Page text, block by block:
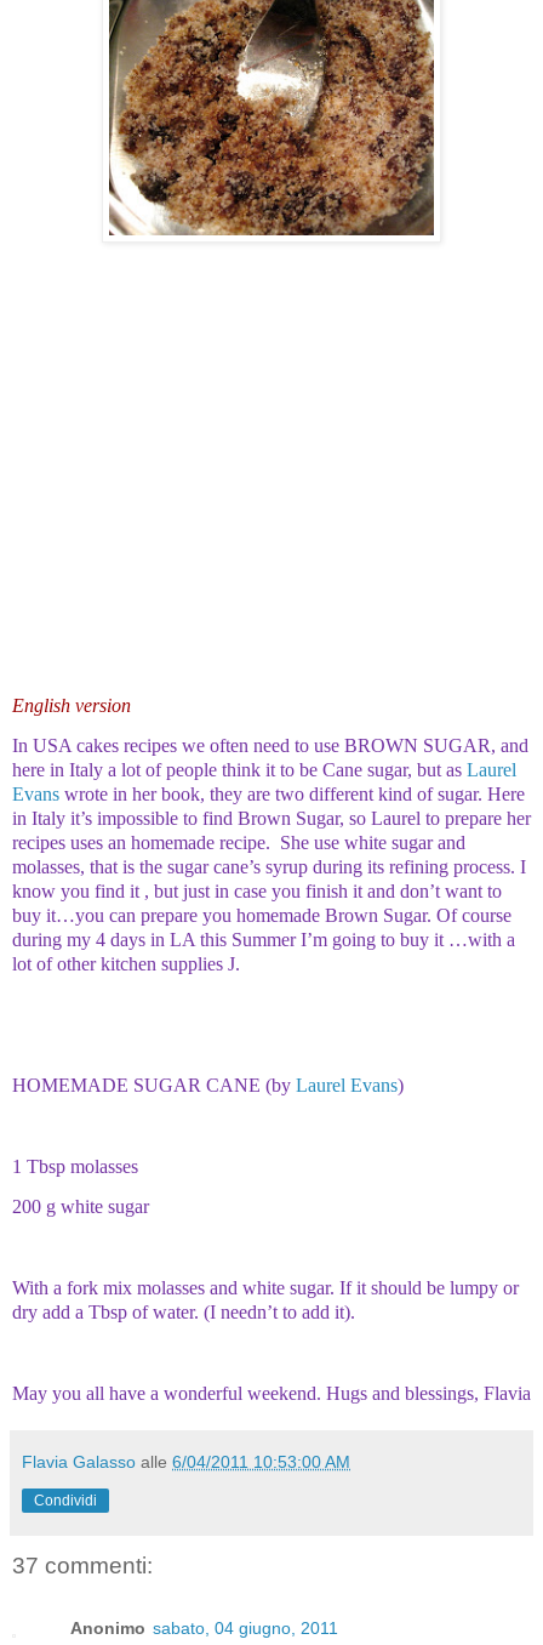
English version
In USA cakes recipes we often need to use BROWN SUGAR, and
here in Italy a lot of people think it to be Cane sugar, but as Laurel
Evans wrote in her book, they are two different kind of sugar. Here
in Italy it’s impossible to find Brown Sugar, so Laurel to prepare her
recipes uses an homemade recipe. She use white sugar and
molasses, that is the sugar cane’s syrup during its refining process. I
know you find it , but just in case you finish it and don’t want to
buy it…you can prepare you homemade Brown Sugar. Of course
during my 4 days in LA this Summer I’m going to buy it …with a
lot of other kitchen supplies J.
HOMEMADE SUGAR CANE (by Laurel Evans)
1 Tbsp molasses
200 g white sugar
With a fork mix molasses and white sugar. If it should be lumpy or
dry add a Tbsp of water. (I needn’t to add it).
May you all have a wonderful weekend. Hugs and blessings, Flavia
Flavia Galasso alle 6/04/2011 10:53:00 AM
Condividi
37 commenti:
Anonimo sabato, 04 giugno, 2011